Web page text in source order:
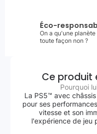
Éco-
On a qu'une planète
toute façon non ?
Ce produit
Pourquoi
La PS5™ avec
pour ses
vitesse et son
l'expérience de jeu